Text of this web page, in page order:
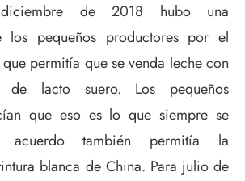
de 2018 hubo una
los pequeños productores por el
permitía que se venda leche con
lacto suero. Los pequeños
que eso es lo que siempre se
acuerdo también permitía la
blanca de China. Para julio de